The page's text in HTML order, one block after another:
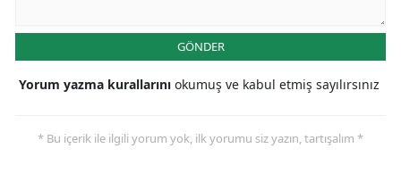
GÖNDER
Yorum yazma kurallarını okumuş ve kabul etmiş sayılırsınız
* Bu içerik ile ilgili yorum yok, ilk yorumu siz yazın, tartışalım *